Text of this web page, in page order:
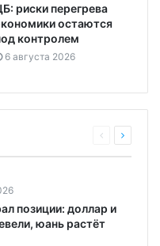
риски перегрева
остаются
контролем
6 августа 2026
позиции: доллар и
юань растёт